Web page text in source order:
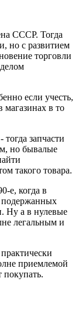
СССР. Тогда
но с развитием
торговли
если учесть,
магазинах в то
запчасти
но бывалые
такого товара.
е, когда в
подержанных
а в нулевые
легальным и
приемлемой